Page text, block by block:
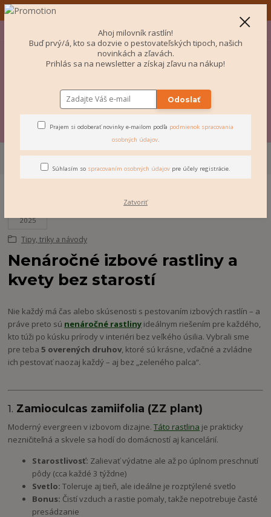
Po-Pi 10-16:00
Úvod BLOG Tipy, triky a návody
Nenáročné izbové rastliny a kvety
bez starostí
2025
Tipy, triky a návody
Nenáročné izbové rastliny a
kvety bez starostí
Nie každý má čas alebo skúsenosti s pestovaním izbových rastlín – a
práve preto sú nenáročné rastliny ideálnym riešením pre každého,
kto túži po kúsku prírody v interiéri bez veľkého úsilia. Vybrali sme
pre teba5 overených druhov, ktoré sú krásne, vďačné a zvládne
ich pestovať naozaj každý – aj bez „zeleného palca“.
1. Zamioculcas zamiifolia (ZZ plant)
Moderný evergreen v izbovom dizajne.Táto rastlina je prakticky
nezničiteľná a skvele sa hodí do domácností aj kancelárií.
Starostlivosť: Zalievať výdatne ale až po úplnom preschnutí
pôdy (cca každé 3 týždne)
Svetlo: Toleruje aj tieň, ale ideálne je rozptýlené svetlo
Bonus: Čistí vzduch a rastie pomaly, takže nepotrebuje časté
presádzanie
Ahoj milovník rastlín!
Buď prvý/á, kto sa dozvie o pestovateľských tipoch, našich
novinkách a zľavách.
Prihlás sa na newsletter a získaj zľavu na nákup!
Odoslať
Prajem si odoberať novinky e-mailom podľa podmienok spracovania
osobných údajov.
Súhlasím so spracovaním osobných údajov pre účely registrácie.
Zatvoriť